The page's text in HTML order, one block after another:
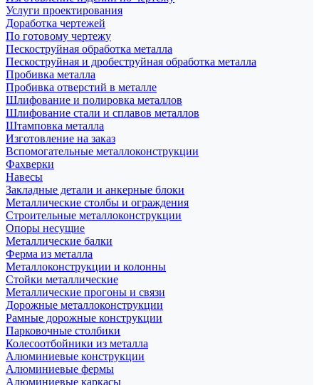
Услуги проектирования
Доработка чертежей
По готовому чертежу
Пескоструйная обработка металла
Пескоструйная и дробеструйная обработка металла
Пробивка металла
Пробивка отверстий в металле
Шлифование и полировка металлов
Шлифование стали и сплавов металлов
Штамповка металла
Изготовление на заказ
Вспомогательные металлоконструкции
Фахверки
Навесы
Закладные детали и анкерные блоки
Металлические столбы и ограждения
Строительные металлоконструкции
Опоры несущие
Металлические балки
Ферма из металла
Металлоконструкции и колонны
Стойки металлические
Металлические прогоны и связи
Дорожные металлоконструкции
Рамные дорожные конструкции
Парковочные столбики
Колесоотбойники из металла
Алюминиевые конструкции
Алюминиевые фермы
Алюминиевые каркасы